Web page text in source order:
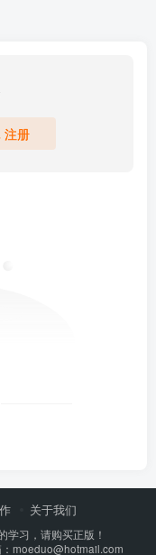
注册
关于我们
学习，请购买正版！
moeduo@hotmail.com